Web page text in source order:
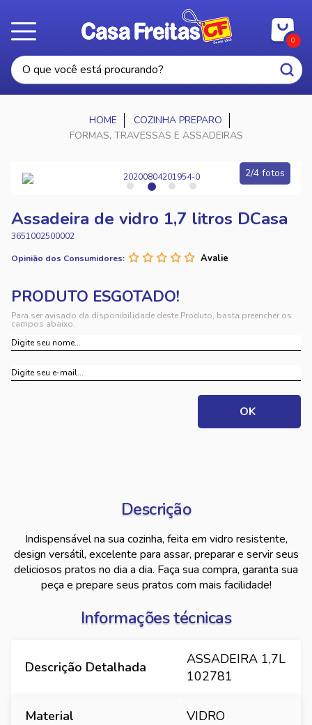
0
COZINHA PREPARO
FORMAS, TRAVESSAS E ASSADEIRAS
2/4 fotos
Assadeira de vidro 1,7 litros DCasa
3651002500002
Opinião dos Consumidores:
Para ser avisado da disponibilidade deste Produto, basta preencher os
campos abaixo.
Descrição
Indispensável na sua cozinha, feita em vidro resistente,
design versátil, excelente para assar, preparar e servir seus
deliciosos pratos no dia a dia. Faça sua compra, garanta sua
peça e prepare seus pratos com mais facilidade!
Informações técnicas
Descrição Detalhada
ASSADEIRA 1,7L
102781
Material VIDRO